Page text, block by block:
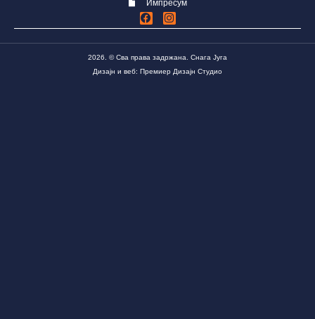
Импресум
2026. © Сва права задржана. Снага Југа
Дизајн и веб: Премиер Дизајн Студио